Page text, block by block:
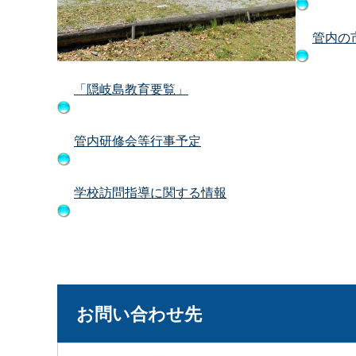
管内の
「隠岐島教育要覧」
管内研修会等行事予定
学校訪問指導に関する情報
お問い合わせ先